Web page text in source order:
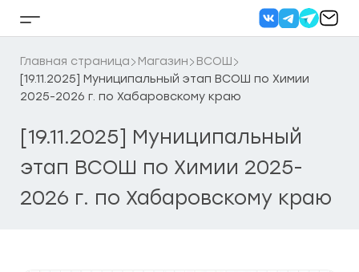
Кнопка
бокового
меню
Главная страница Магазин
ВСОШ
[19.11.2025] Муниципальный этап ВСОШ по Химии
2025-2026 г. по Хабаровскому краю
[19.11.2025] Муниципальный
этап ВСОШ по Химии 2025-
2026 г. по Хабаровскому краю